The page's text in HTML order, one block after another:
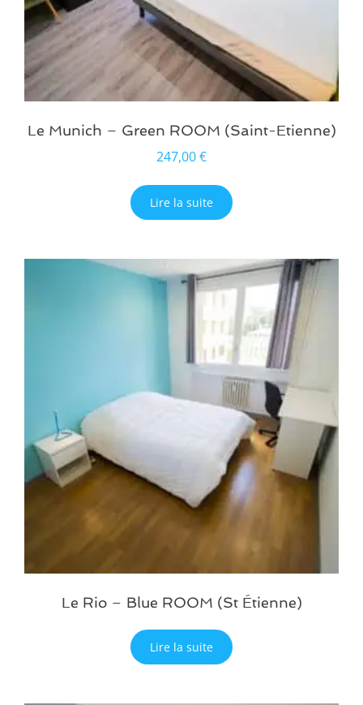
Le Munich – Green ROOM (Saint-Etienne)
247,00€
Lire la suite
Le Rio – Blue ROOM (St Étienne)
Lire la suite